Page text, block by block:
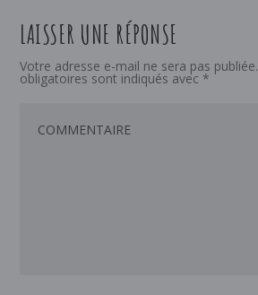
LAISSER UNE RÉPONSE
Votre adresse e-mail ne sera pas publiée.
obligatoires sont indiqués avec *